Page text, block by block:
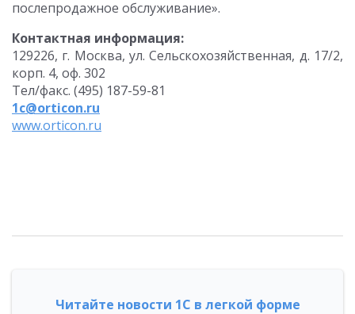
послепродажное обслуживание».
Контактная информация:
129226, г. Москва, ул. Сельскохозяйственная, д. 17/2,
корп. 4, оф. 302
Тел/факс. (495) 187-59-81
1с@orticon.ru
www.orticon.ru
Читайте новости 1С в легкой форме